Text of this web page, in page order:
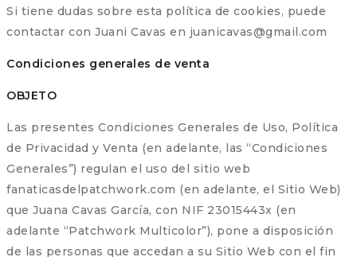
Si tiene dudas sobre esta política de cookies, puede
contactar con Juani Cavas en juanicavas@gmail.com
Condiciones generales de venta
OBJETO
Las presentes Condiciones Generales de Uso, Política
de Privacidad y Venta (en adelante, las “Condiciones
Generales”) regulan el uso del sitio web
fanaticasdelpatchwork.com (en adelante, el Sitio Web)
que Juana Cavas García, con NIF 23015443x (en
adelante “Patchwork Multicolor”), pone a disposición
de las personas que accedan a su Sitio Web con el fin